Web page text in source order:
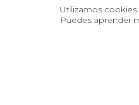
Servicios
Contenedores
Utilizamos
Puedes aprender